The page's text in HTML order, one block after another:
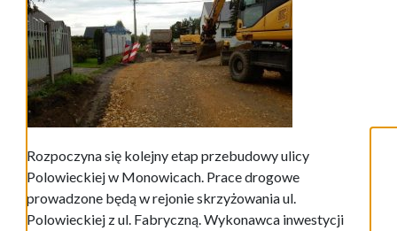
Rozpoczyna się kolejny etap przebudowy ulicy
Polowieckiej w Monowicach. Prace drogowe
prowadzone będą w rejonie skrzyżowania ul.
Polowieckiej z ul. Fabryczną. Wykonawca inwestycji